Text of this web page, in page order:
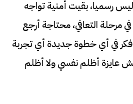
رسميا، بقيت أمنية تواجه
مرحلة التعافي، محتاجة أرجع
في أي خطوة جديدة أي تجربة
عايزة أظلم نفسي ولا أظلم